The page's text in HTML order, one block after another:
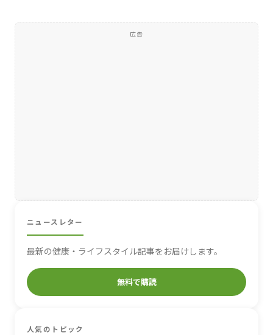
広告
ニュースレター
最新の健康・ライフスタイル記事をお届けします。
無料で購読
人気のトピック